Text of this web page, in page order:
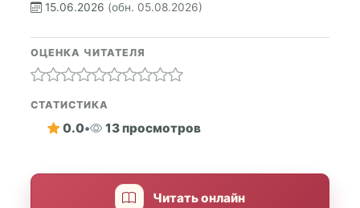
15.06.2026 (обн. 05.08.2026)
ОЦЕНКА ЧИТАТЕЛЯ
СТАТИСТИКА
0.0• 13 просмотров
Читать онлайн